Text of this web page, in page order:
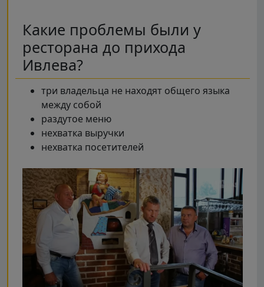
Какие проблемы были у
ресторана до прихода
Ивлева?
три владельца не находят общего языка
между собой
раздутое меню
нехватка выручки
нехватка посетителей